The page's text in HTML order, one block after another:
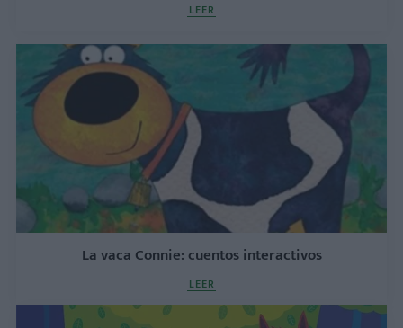
LEER
La vaca Connie: cuentos interactivos
LEER